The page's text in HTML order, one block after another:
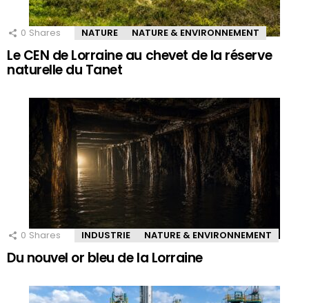
0 Shares NATURE NATURE & ENVIRONNEMENT
Le CEN de Lorraine au chevet de la réserve
naturelle du Tanet
0 Shares INDUSTRIE NATURE & ENVIRONNEMENT
Du nouvel or bleu de la Lorraine